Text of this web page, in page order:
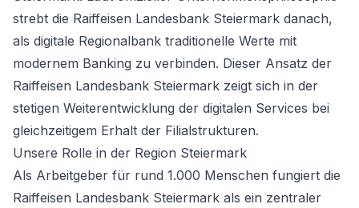
strebt die Raiffeisen Landesbank Steiermark danach,
als digitale Regionalbank traditionelle Werte mit
modernem Banking zu verbinden. Dieser Ansatz der
Raiffeisen Landesbank Steiermark zeigt sich in der
stetigen Weiterentwicklung der digitalen Services bei
gleichzeitigem Erhalt der Filialstrukturen.
Unsere Rolle in der Region Steiermark
Als Arbeitgeber für rund 1.000 Menschen fungiert die
Raiffeisen Landesbank Steiermark als ein zentraler